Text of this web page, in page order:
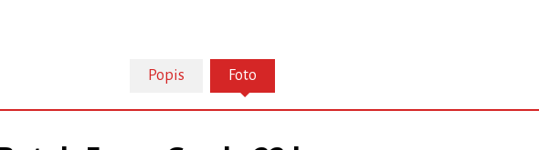
Popis Foto